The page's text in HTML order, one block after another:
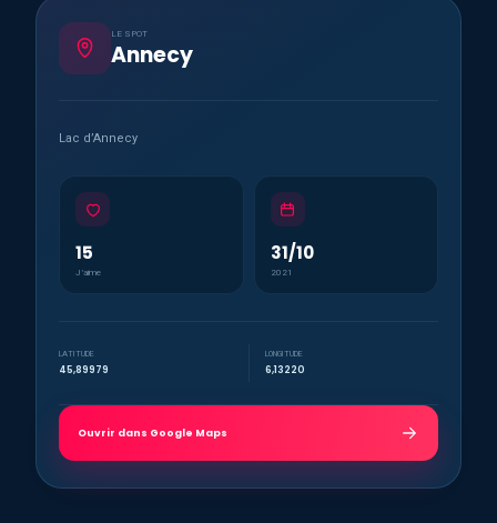
LE SPOT
Annecy
Lac d’Annecy
15
J’aime
31/10
2021
LATITUDE
45,89979
LONGITUDE
6,13220
Ouvrir dans Google Maps